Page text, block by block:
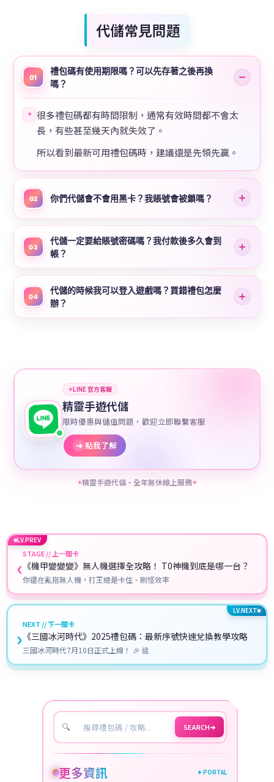
代儲常見問題
01
禮包碼有使用期限嗎？可以先存著之後再換
嗎？
✦ 很多禮包碼都有時間限制，通常有效時間都不會太
長，有些甚至幾天內就失效了。
所以看到最新可用禮包碼時，建議還是先領先贏。
02 你們代儲會不會用黑卡？我賬號會被鎖嗎？
03
代儲一定要給賬號密碼嗎？我付款後多久會到
帳？
04
代儲的時候我可以登入遊戲嗎？買錯禮包怎麼
辦？
✦LINE 官方客服
精靈手遊代儲
限時優惠與儲值問題，歡迎立即聯繫客服
➜ 點我了解
✦精靈手遊代儲・全年無休線上服務✦
LV.PREV
‹STAGE // 上一關卡
《機甲變變變》無人機選擇全攻略！ T0神機到底是哪一台？
你還在亂搭無人機，打王總是卡住、刷怪效率
LV.NEXT
NEXT // 下一關卡
《三國冰河時代》2025禮包碼：最新序號快速兌換教學攻略
三國冰河時代7月10日正式上線！ 🎉 這
›
🔍 SEARCH➔
更多資訊 ✦ PORTAL